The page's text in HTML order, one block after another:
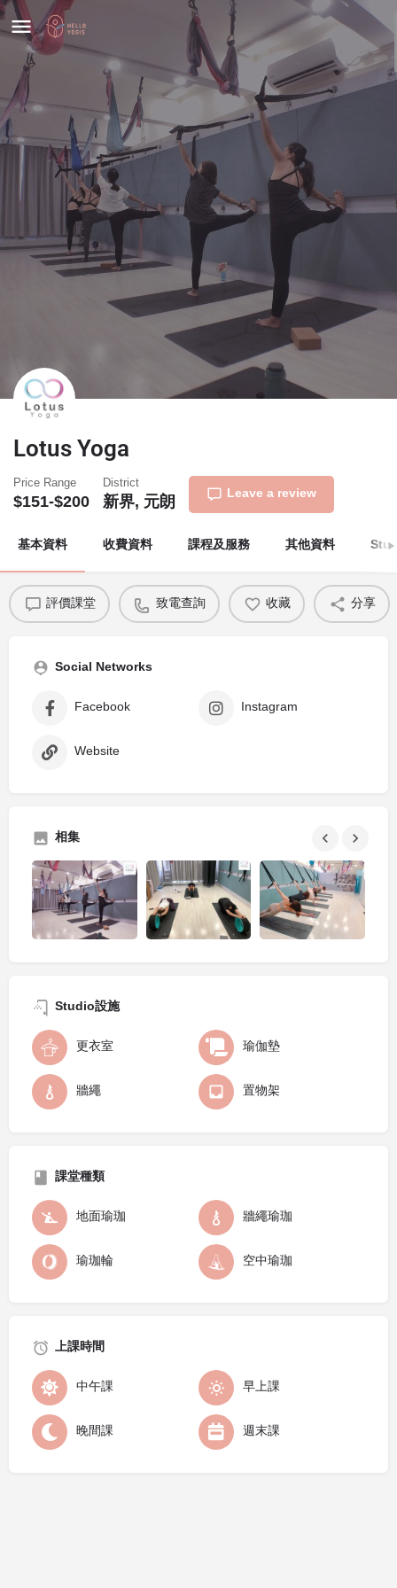
Lotus Yoga
Price Range
$151-$200
District
新界, 元朗 Leave a review
基本資料 收費資料 課程及服務 其他資料
評價課堂 致電查詢 收藏 分享
Social Networks
Facebook Instagram
Website
相集
Studio設施
更衣室 瑜伽墊
牆繩 置物架
課堂種類
地面瑜珈 牆繩瑜珈
瑜珈輪 空中瑜珈
上課時間
中午課 早上課
晚間課 週末課